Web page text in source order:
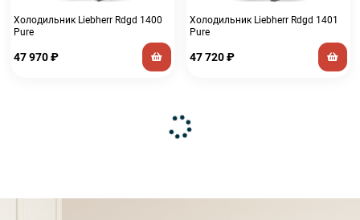
Холодильник Liebherr Rdgd 1400
Pure
47 970₽
Холодильник Liebherr Rdgd 1401
Pure
47 720₽